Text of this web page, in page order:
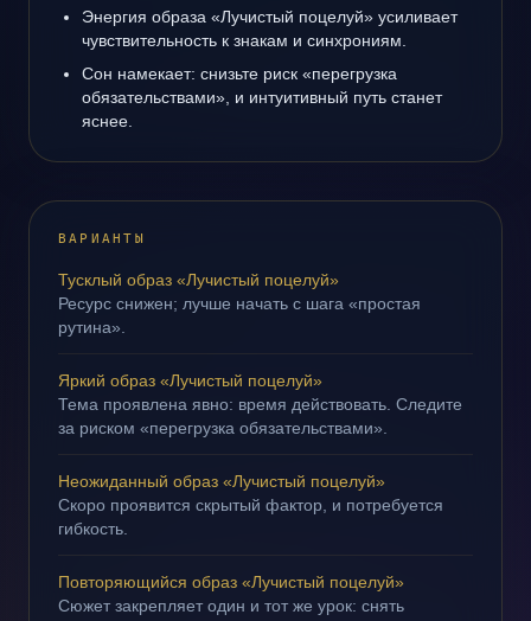
Энергия образа «Лучистый поцелуй» усиливает
чувствительность к знакам и синхрониям.
Сон намекает: снизьте риск «перегрузка
обязательствами», и интуитивный путь станет
яснее.
ВАРИАНТЫ
Тусклый образ «Лучистый поцелуй»
Ресурс снижен; лучше начать с шага «простая
рутина».
Яркий образ «Лучистый поцелуй»
Тема проявлена явно: время действовать. Следите
за риском «перегрузка обязательствами».
Неожиданный образ «Лучистый поцелуй»
Скоро проявится скрытый фактор, и потребуется
гибкость.
Повторяющийся образ «Лучистый поцелуй»
Сюжет закрепляет один и тот же урок: снять